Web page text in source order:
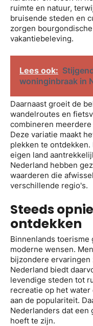
ruimte en natuur,
bruisende steden en
zorgen
vakantiebeleving.
Lees ook:
woninginbraak in
Daarnaast groeit de
wandelroutes en
combineren
Deze variatie maakt
plekken te
eigen land
Nederland hebben
waarderen die
verschillende regio's.
Steeds
ontdekken
Binnenlands toerisme
moderne wensen.
bijzondere
Nederland biedt
levendige steden tot
recreatie op het
aan de populariteit.
Nederlanders dat een
hoeft te zijn.